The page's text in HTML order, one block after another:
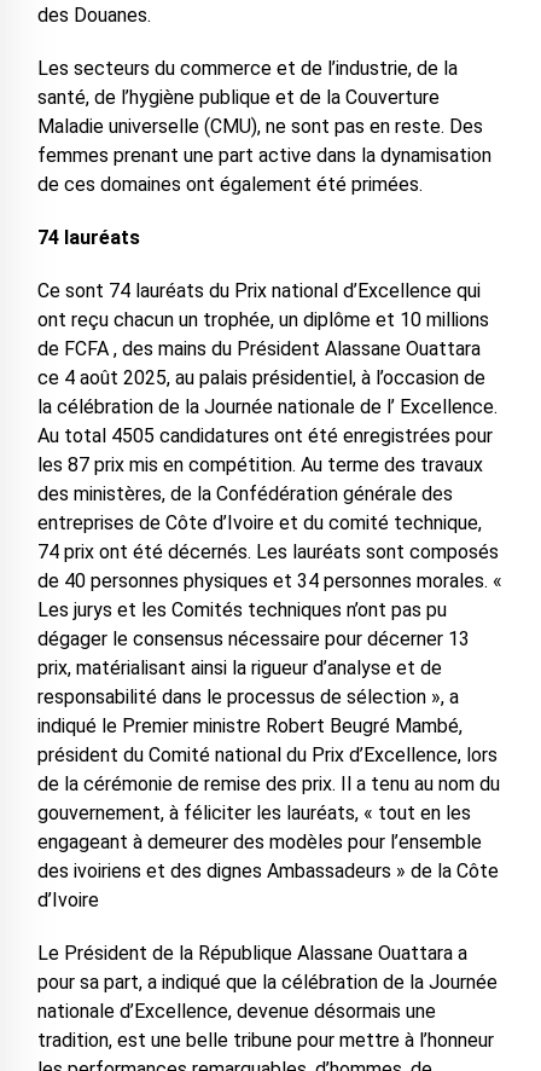
des Douanes.
Les secteurs du commerce et de l’industrie, de la
santé, de l’hygiène publique et de la Couverture
Maladie universelle (CMU), ne sont pas en reste. Des
femmes prenant une part active dans la dynamisation
de ces domaines ont également été primées.
74 lauréats
Ce sont 74 lauréats du Prix national d’Excellence qui
ont reçu chacun un trophée, un diplôme et 10 millions
de FCFA , des mains du Président Alassane Ouattara
ce 4 août 2025, au palais présidentiel, à l’occasion de
la célébration de la Journée nationale de l’ Excellence.
Au total 4505 candidatures ont été enregistrées pour
les 87 prix mis en compétition. Au terme des travaux
des ministères, de la Confédération générale des
entreprises de Côte d’Ivoire et du comité technique,
74 prix ont été décernés. Les lauréats sont composés
de 40 personnes physiques et 34 personnes morales. «
Les jurys et les Comités techniques n’ont pas pu
dégager le consensus nécessaire pour décerner 13
prix, matérialisant ainsi la rigueur d’analyse et de
responsabilité dans le processus de sélection », a
indiqué le Premier ministre Robert Beugré Mambé,
président du Comité national du Prix d’Excellence, lors
de la cérémonie de remise des prix. Il a tenu au nom du
gouvernement, à féliciter les lauréats, « tout en les
engageant à demeurer des modèles pour l’ensemble
des ivoiriens et des dignes Ambassadeurs » de la Côte
d’Ivoire
Le Président de la République Alassane Ouattara a
pour sa part, a indiqué que la célébration de la Journée
nationale d’Excellence, devenue désormais une
tradition, est une belle tribune pour mettre à l’honneur